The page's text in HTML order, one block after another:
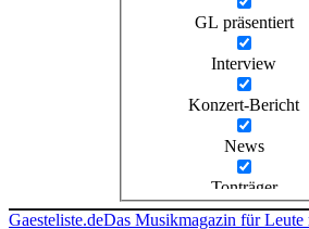
GL präsentiert
Interview
Konzert-Bericht
News
Tonträger
Gaesteliste.deDas Musikmagazin für Leute